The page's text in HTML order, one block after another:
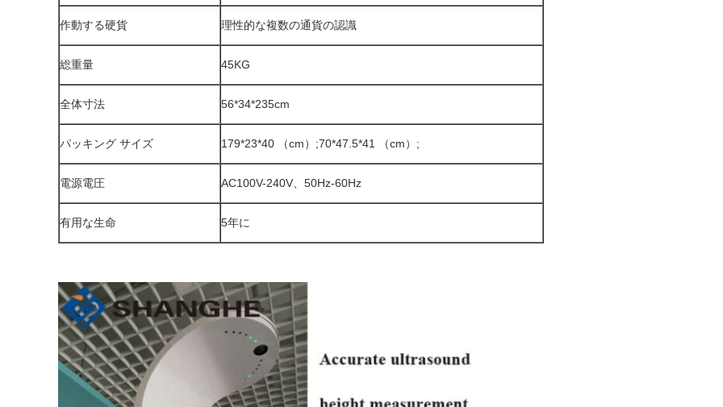
作動する硬貨 理性的な複数の通貨の認識
総重量 45KG
全体寸法 56*34*235cm
パッキング サイズ 179*23*40 （cm）;70*47.5*41 （cm）;
電源電圧 AC100V-240V、50Hz-60Hz
有用な生命 5年に